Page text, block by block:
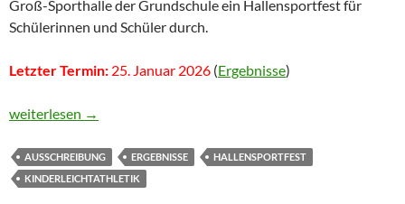
Groß-Sporthalle der Grundschule ein Hallensportfest für
Schülerinnen und Schüler durch.
Letzter Termin: 25. Januar 2026 (Ergebnisse)
Hallensportfest
weiterlesen →
AUSSCHREIBUNG ERGEBNISSE
HALLENSPORTFEST
KINDERLEICHTATHLETIK